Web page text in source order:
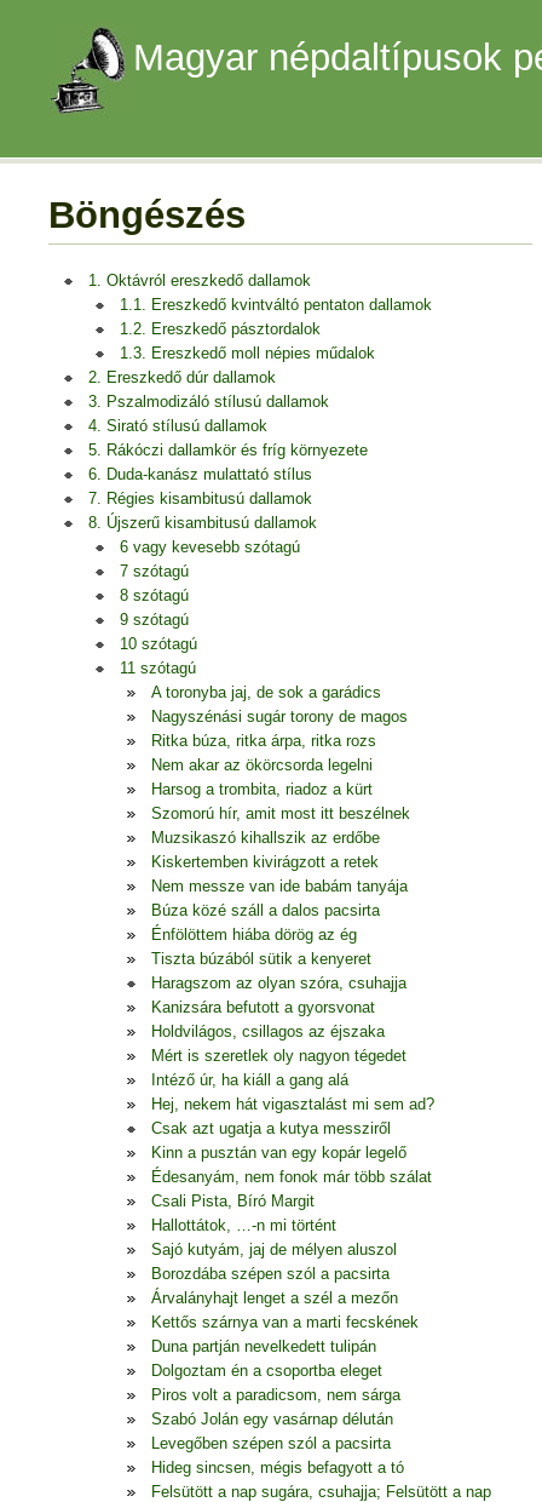
Magyar népdaltípusok
Böngészés
1. Oktávról ereszkedő dallamok
1.1. Ereszkedő kvintváltó pentaton dallamok
1.2. Ereszkedő pásztordalok
1.3. Ereszkedő moll népies műdalok
2. Ereszkedő dúr dallamok
3. Pszalmodizáló stílusú dallamok
4. Sirató stílusú dallamok
5. Rákóczi dallamkör és fríg környezete
6. Duda-kanász mulattató stílus
7. Régies kisambitusú dallamok
8. Újszerű kisambitusú dallamok
6 vagy kevesebb szótagú
7 szótagú
8 szótagú
9 szótagú
10 szótagú
11 szótagú
A toronyba jaj, de sok a garádics
Nagyszénási sugár torony de magos
Ritka búza, ritka árpa, ritka rozs
Nem akar az ökörcsorda legelni
Harsog a trombita, riadoz a kürt
Szomorú hír, amit most itt beszélnek
Muzsikaszó kihallszik az erdőbe
Kiskertemben kivirágzott a retek
Nem messze van ide babám tanyája
Búza közé száll a dalos pacsirta
Énfölöttem hiába dörög az ég
Tiszta búzából sütik a kenyeret
Haragszom az olyan szóra, csuhajja
Kanizsára befutott a gyorsvonat
Holdvilágos, csillagos az éjszaka
Mért is szeretlek oly nagyon tégedet
Intéző úr, ha kiáll a gang alá
Hej, nekem hát vigasztalást mi sem ad?
Csak azt ugatja a kutya messziről
Kinn a pusztán van egy kopár legelő
Édesanyám, nem fonok már több szálat
Csali Pista, Bíró Margit
Hallottátok, …-n mi történt
Sajó kutyám, jaj de mélyen aluszol
Borozdába szépen szól a pacsirta
Árvalányhajt lenget a szél a mezőn
Kettős szárnya van a marti fecskének
Duna partján nevelkedett tulipán
Dolgoztam én a csoportba eleget
Piros volt a paradicsom, nem sárga
Szabó Jolán egy vasárnap délután
Levegőben szépen szól a pacsirta
Hideg sincsen, mégis befagyott a tó
Felsütött a nap sugára, csuhajja; Felsütött a nap